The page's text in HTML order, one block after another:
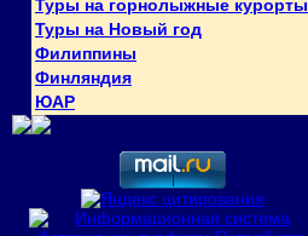
Туры на горнолыжные курорты
Туры на Новый год
Филиппины
Финляндия
ЮАР